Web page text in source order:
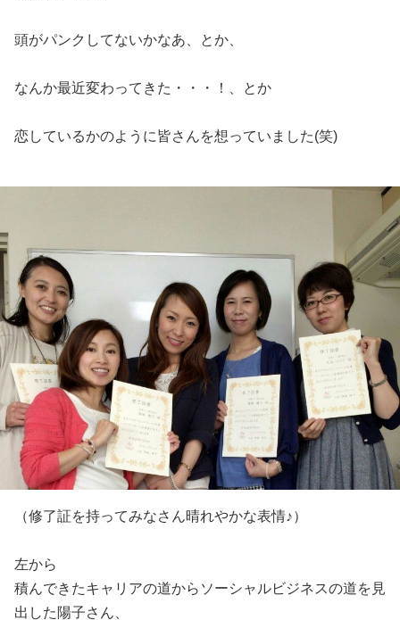
頭がパンクしてないかなあ、とか、
なんか最近変わってきた・・・！、とか
恋しているかのように皆さんを想っていました(笑)
（修了証を持ってみなさん晴れやかな表情♪）
左から
積んできたキャリアの道からソーシャルビジネスの道を見
出した陽子さん、